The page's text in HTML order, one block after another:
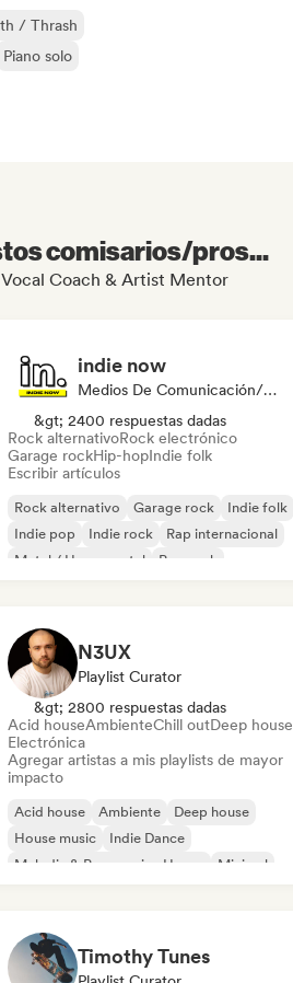
/ Thrash
Piano solo
comisarios/pros...
Coach & Artist Mentor
indie now
Medios De Comunicación/Periodista
&gt; 2400 respuestas dadas
Rock alternativoRock electrónico
Garage rockHip-hopIndie folk
Escribir artículos
Rock alternativo Garage rock
Indie folk
Indie pop
Indie rock
Rap internacional
Metal / Heavy metal
Pop rock
N3UX
Playlist Curator
&gt; 2800 respuestas dadas
Acid houseAmbienteChill outDeep house
Electrónica
Agregar artistas a mis playlists de mayor
impacto
Acid house Ambiente
Deep house
House music
Indie Dance
Melodic & Progressive House
Minimal
Timothy Tunes